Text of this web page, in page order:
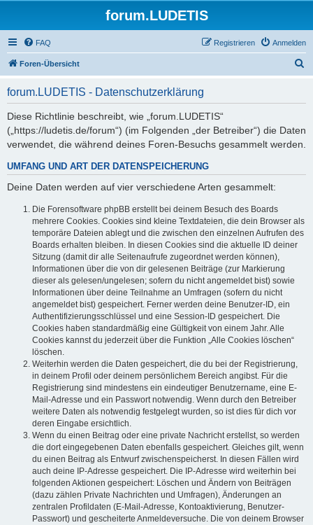
forum.LUDETIS
FAQ Anmelden
Registrieren
Foren-Übersicht
forum.LUDETIS - Datenschutzerklärung
Diese Richtlinie beschreibt, wie „forum.LUDETIS“
(„https://ludetis.de/forum“) (im Folgenden „der Betreiber“) die Daten
verwendet, die während deines Foren-Besuchs gesammelt werden.
UMFANG UND ART DER DATENSPEICHERUNG
Deine Daten werden auf vier verschiedene Arten gesammelt:
Die Forensoftware phpBB erstellt bei deinem Besuch des Boards
mehrere Cookies. Cookies sind kleine Textdateien, die dein Browser als
temporäre Dateien ablegt und die zwischen den einzelnen Aufrufen des
Boards erhalten bleiben. In diesen Cookies sind die aktuelle ID deiner
Sitzung (damit dir alle Seitenaufrufe zugeordnet werden können),
Informationen über die von dir gelesenen Beiträge (zur Markierung
dieser als gelesen/ungelesen; sofern du nicht angemeldet bist) sowie
Informationen über deine Teilnahme an Umfragen (sofern du nicht
angemeldet bist) gespeichert. Ferner werden deine Benutzer-ID, ein
Authentifizierungsschlüssel und eine Session-ID gespeichert. Die
Cookies haben standardmäßig eine Gültigkeit von einem Jahr. Alle
Cookies kannst du jederzeit über die Funktion „Alle Cookies löschen“
löschen.
Weiterhin werden die Daten gespeichert, die du bei der Registrierung,
in deinem Profil oder deinem persönlichem Bereich angibst. Für die
Registrierung sind mindestens ein eindeutiger Benutzername, eine E-
Mail-Adresse und ein Passwort notwendig. Wenn durch den Betreiber
weitere Daten als notwendig festgelegt wurden, so ist dies für dich vor
deren Eingabe ersichtlich.
Wenn du einen Beitrag oder eine private Nachricht erstellst, so werden
die dort eingegebenen Daten ebenfalls gespeichert. Gleiches gilt, wenn
du einen Beitrag als Entwurf zwischenspeicherst. In diesen Fällen wird
auch deine IP-Adresse gespeichert. Die IP-Adresse wird weiterhin bei
folgenden Aktionen gespeichert: Löschen und Ändern von Beiträgen
(dazu zählen Private Nachrichten und Umfragen), Änderungen an
zentralen Profildaten (E-Mail-Adresse, Kontoaktivierung, Benutzer-
Passwort) und gescheiterte Anmeldeversuche. Die von deinem Browser